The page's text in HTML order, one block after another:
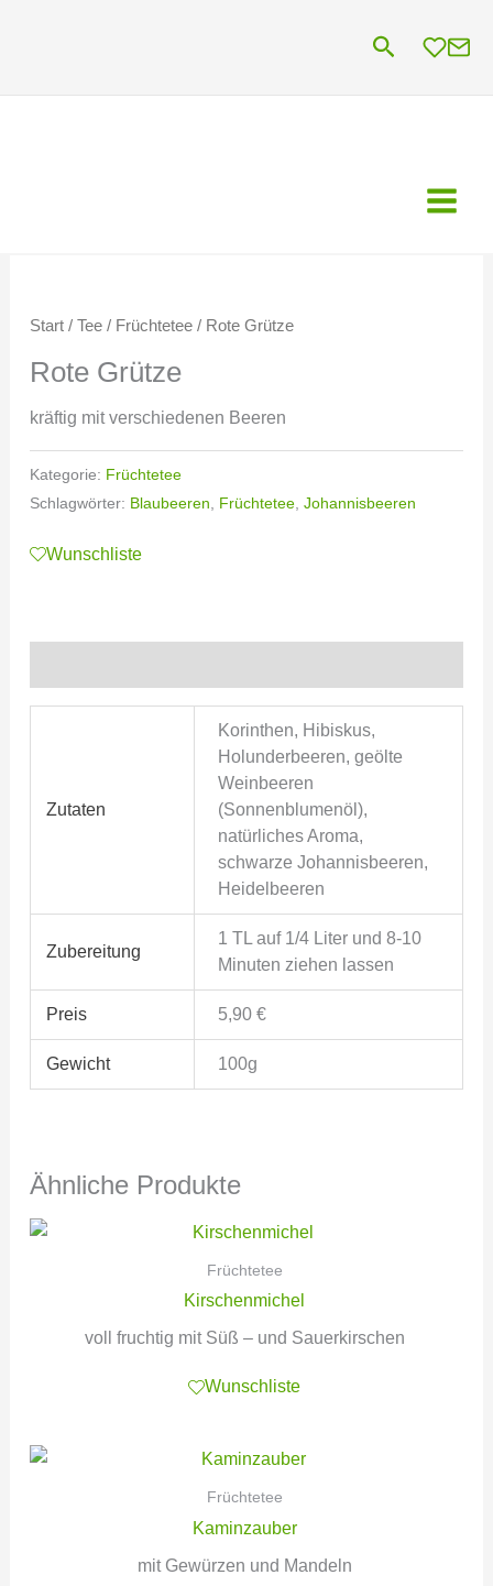
Suchen
Start/ Tee/ Früchtetee/ Rote Grütze
Rote Grütze
kräftig mit verschiedenen Beeren
Kategorie: Früchtetee
Schlagwörter: Blaubeeren Früchtetee, Johannisbeeren
Wunschliste
Zutaten
Korinthen, Hibiskus,
Holunderbeeren, geölte
Weinbeeren
(Sonnenblumenöl),
natürliches Aroma,
schwarze Johannisbeeren,
Heidelbeeren
Zubereitung
1 TL auf 1/4 Liter und 8-10
Minuten ziehen lassen
Preis 5,90 €
Gewicht 100g
Ähnliche Produkte
Früchtetee
Kirschenmichel
voll fruchtig mit Süß – und Sauerkirschen
Wunschliste
Früchtetee
Kaminzauber
mit Gewürzen und Mandeln